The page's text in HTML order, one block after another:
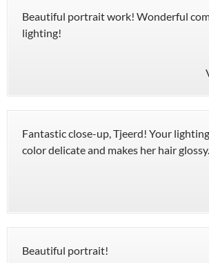
Beautiful portrait work! Wonderful
lighting!
Fantastic close-up, Tjeerd! Your
color delicate and makes her hair
Beautiful portrait!